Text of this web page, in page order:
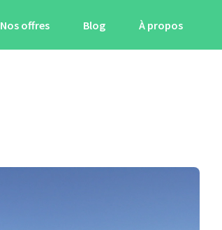
Nos offres Blog À propos